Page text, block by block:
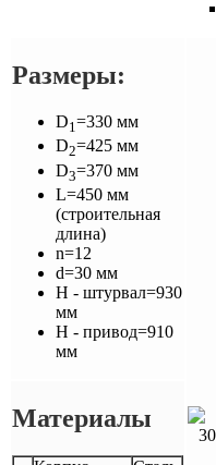
Размеры:
D1=330 мм
D2=425 мм
D3=370 мм
L=450 мм
(строительная
длина)
n=12
d=30 мм
H - штурвал=930
мм
H - привод=910
мм
Материалы